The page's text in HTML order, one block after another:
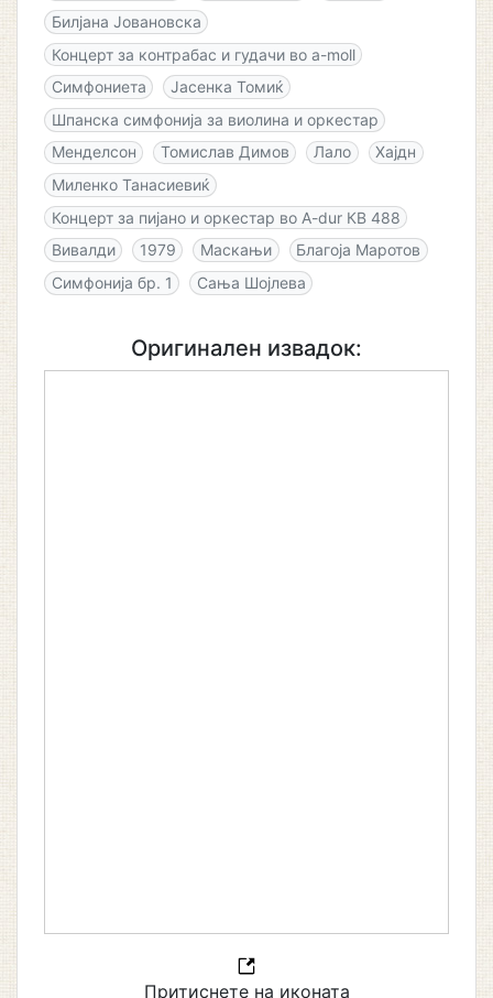
Билјана Јовановска
Концерт за контрабас и гудачи во a-moll
Симфониета
Јасенка Томиќ
Шпанска симфонија за виолина и оркестар
Менделсон
Томислав Димов Лало
Хајдн
Миленко Танасиевиќ
Концерт за пијано и оркестар во A-dur КВ 488
Вивалди
1979 Маскањи
Благоја Маротов
Симфонија бр. 1
Сања Шојлева
Оригинален извадок:
Притиснете на иконата